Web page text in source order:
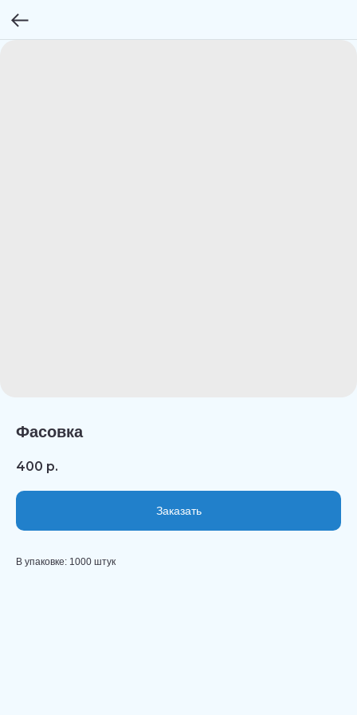
Фасовка
400 р.
Заказать
В упаковке: 1000 штук